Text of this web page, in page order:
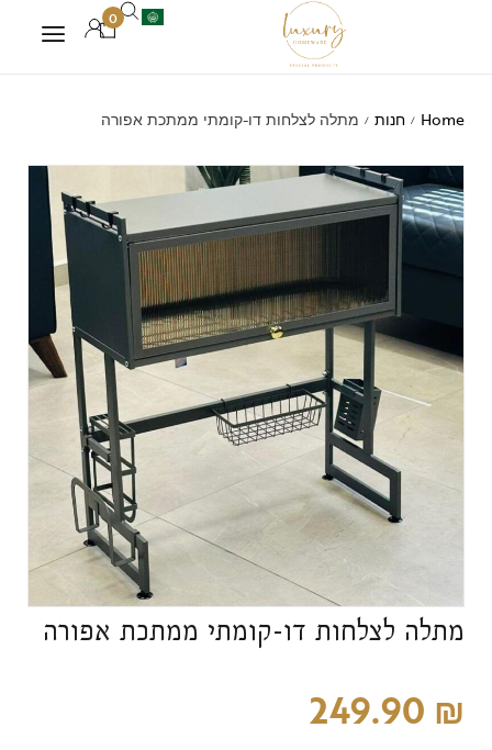
0
Home
/ חנות / מתלה לצלחות דו-קומתי ממתכת אפורה
מתלה לצלחות דו-קומתי ממתכת אפורה
249.90 ₪